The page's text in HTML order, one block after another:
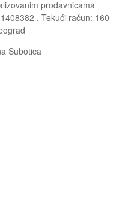
prodavnicama
, Tekući račun: 160-
Subotica